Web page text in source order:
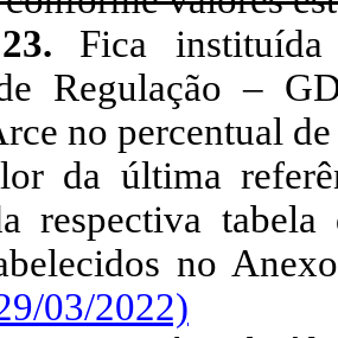
Fica
Regulação –
no percentual
da última
respectiva
no
03/2022)